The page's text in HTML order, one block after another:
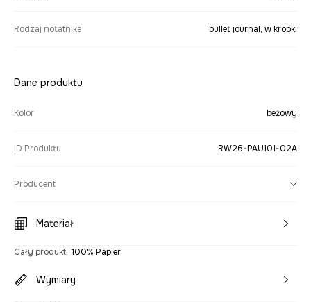
Rodzaj notatnika bullet journal, w kropki
Dane produktu
Kolor beżowy
ID Produktu RW26-PAU101-02A
Producent
Materiał
Cały produkt: 100% Papier
Wymiary